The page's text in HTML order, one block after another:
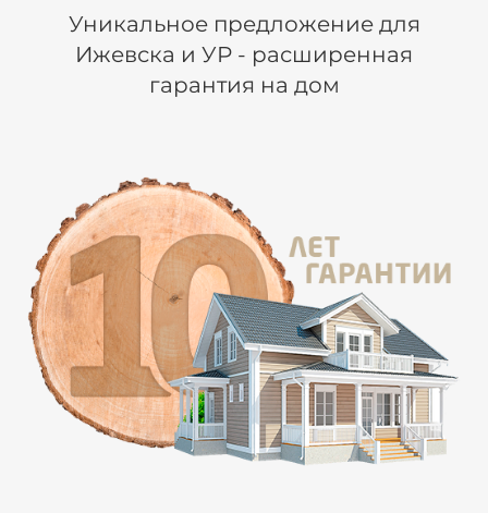
Уникальное предложение для
Ижевска и УР - расширенная
гарантия на дом